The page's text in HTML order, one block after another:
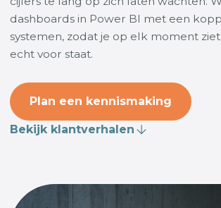
dashboards in Power BI met een
systemen, zodat je op elk moment
echt voor staat.
Plan een kennismaking
Bekijk klantverhalen